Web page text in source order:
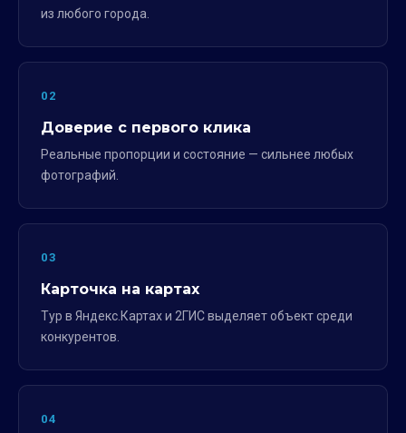
из любого города.
02
Доверие с первого клика
Реальные пропорции и состояние — сильнее любых
фотографий.
03
Карточка на картах
Тур в Яндекс.Картах и 2ГИС выделяет объект среди
конкурентов.
04